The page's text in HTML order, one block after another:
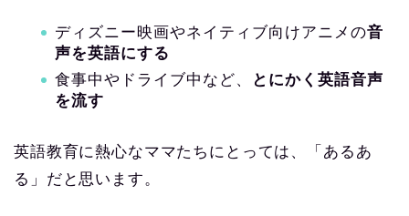
ディズニー映画やネイティブ向けアニメの音
声を英語にする
食事中やドライブ中など、
とにかく英語音声
を流す
英語教育に熱心なママたちにとっては、「あるあ
る」だと思います。